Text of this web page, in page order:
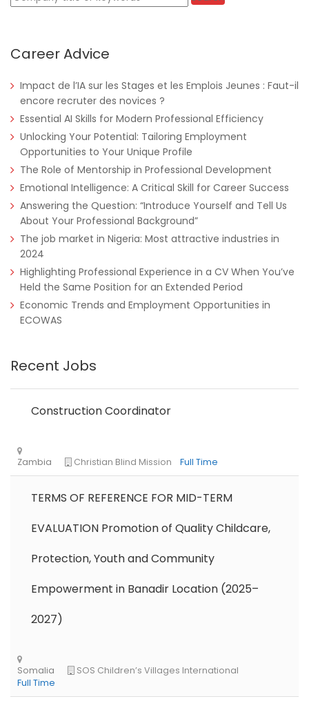
Tanzania Educate! Full Time
Remote Part Time
Career Advice
Impact de l’IA sur les Stages et les Emplois Jeunes : Faut-il
encore recruter des novices ?
Essential AI Skills for Modern Professional Efficiency
Unlocking Your Potential: Tailoring Employment
Opportunities to Your Unique Profile
The Role of Mentorship in Professional Development
Emotional Intelligence: A Critical Skill for Career Success
Answering the Question: “Introduce Yourself and Tell Us
About Your Professional Background”
The job market in Nigeria: Most attractive industries in
2024
Highlighting Professional Experience in a CV When You’ve
Held the Same Position for an Extended Period
Economic Trends and Employment Opportunities in
ECOWAS
Recent Jobs
Construction Coordinator
TERMS OF REFERENCE FOR MID-TERM
EVALUATION Promotion of Quality Childcare,
Protection, Youth and Community
Empowerment in Banadir Location (2025–
2027)